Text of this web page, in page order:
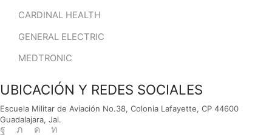
CARDINAL HEALTH
GENERAL ELECTRIC
MEDTRONIC
UBICACIÓN Y REDES SOCIALES
Escuela Militar de Aviación No.38, Colonia Lafayette, CP 44600
Guadalajara, Jal.
Facebook
TwitterInstagram
Linkedin